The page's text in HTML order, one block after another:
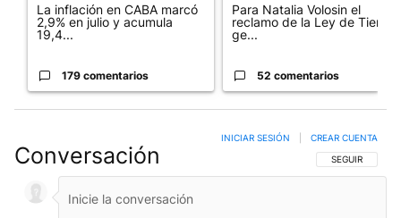
La inflación en CABA marcó
2,9% en julio y acumula
19,4...
179 comentarios
Para Natalia Volosin el
reclamo de la Ley de Tierras
ge...
52 comentarios
Conversación SIGA ESTA
SEGUIR
INICIAR SESIÓN CREAR CUENTA